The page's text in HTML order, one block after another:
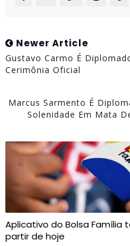
Newer Article
Gustavo Carmo É
Cerimônia Oficial
Marcus Sarmento É
Solenidade Em Mata
Aplicativo do Bolsa Família
partir de hoje